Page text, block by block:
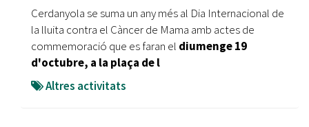
Cerdanyola se suma un any més al Dia Internacional de
la lluita contra el Càncer de Mama amb actes de
commemoració que es faran el diumenge 19
d'octubre, a la plaça de l
Altres activitats